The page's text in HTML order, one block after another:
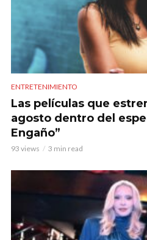
ENTRETENIMIENTO
Las películas que
agosto dentro del
Engaño”
93 views 3 min read